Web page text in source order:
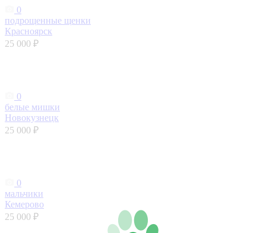
0
подрощенные щенки
Красноярск
25 000 ₽
0
белые мишки
Новокузнецк
25 000 ₽
0
мальчики
Кемерово
25 000 ₽